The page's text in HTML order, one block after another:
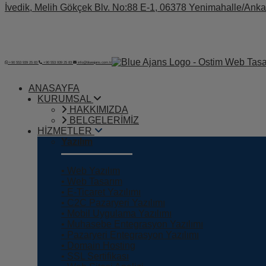
İvedik, Melih Gökçek Blv. No:88 E-1, 06378 Yenimahalle/
+90 553 939 25 83 +90 553 939 25 83 info@blueajans.com.tr
ANASAYFA
KURUMSAL
HAKKIMIZDA
BELGELERİMİZ
HİZMETLER
Yazılım
• Web Yazılım
• Web Tasarım
• E-Ticaret Yazılımı
• C2C Pazaryeri Yazılımı
• Mobil Uygulama Yazılımı
• Muhasebe Entegrasyon Yazılımı
• Pazaryeri Entegrasyon Yazılımı
• Domain Hosting
• SSL Sertifikası